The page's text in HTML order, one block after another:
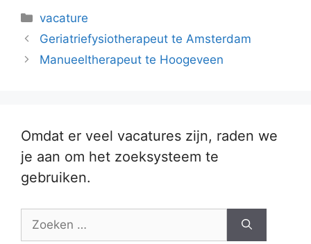
Categorieën
vacature
Geriatriefysiotherapeut te Amsterdam
Manueeltherapeut te Hoogeveen
Omdat er veel vacatures zijn, raden we
je aan om het zoeksysteem te
gebruiken.
Zoek